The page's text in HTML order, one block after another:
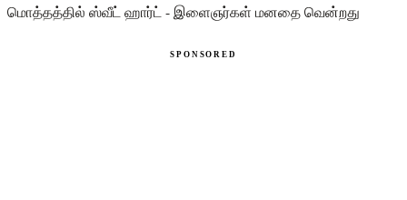
மொத்தத்தில் ஸ்வீட் ஹார்ட் - இளைஞர்கள் மனதை வென்றது